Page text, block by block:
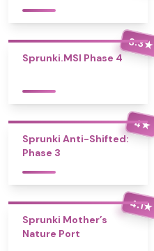
3.3★
Sprunki.MSI Phase 4
4★
Sprunki Anti-Shifted:
Phase 3
4.1★
Sprunki Mother’s
Nature Port